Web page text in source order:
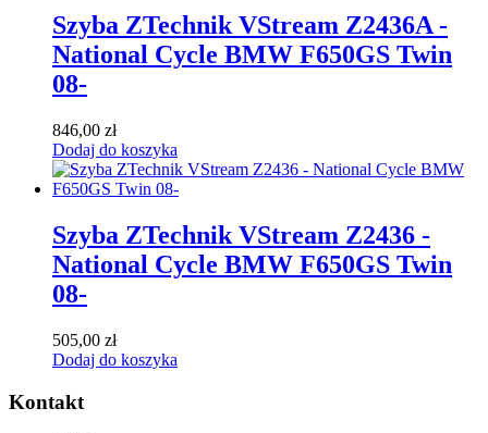
Szyba ZTechnik VStream Z2436A -
National Cycle BMW F650GS Twin
08-
846,00 zł
Dodaj do koszyka
Szyba ZTechnik VStream Z2436 -
National Cycle BMW F650GS Twin
08-
505,00 zł
Dodaj do koszyka
Kontakt